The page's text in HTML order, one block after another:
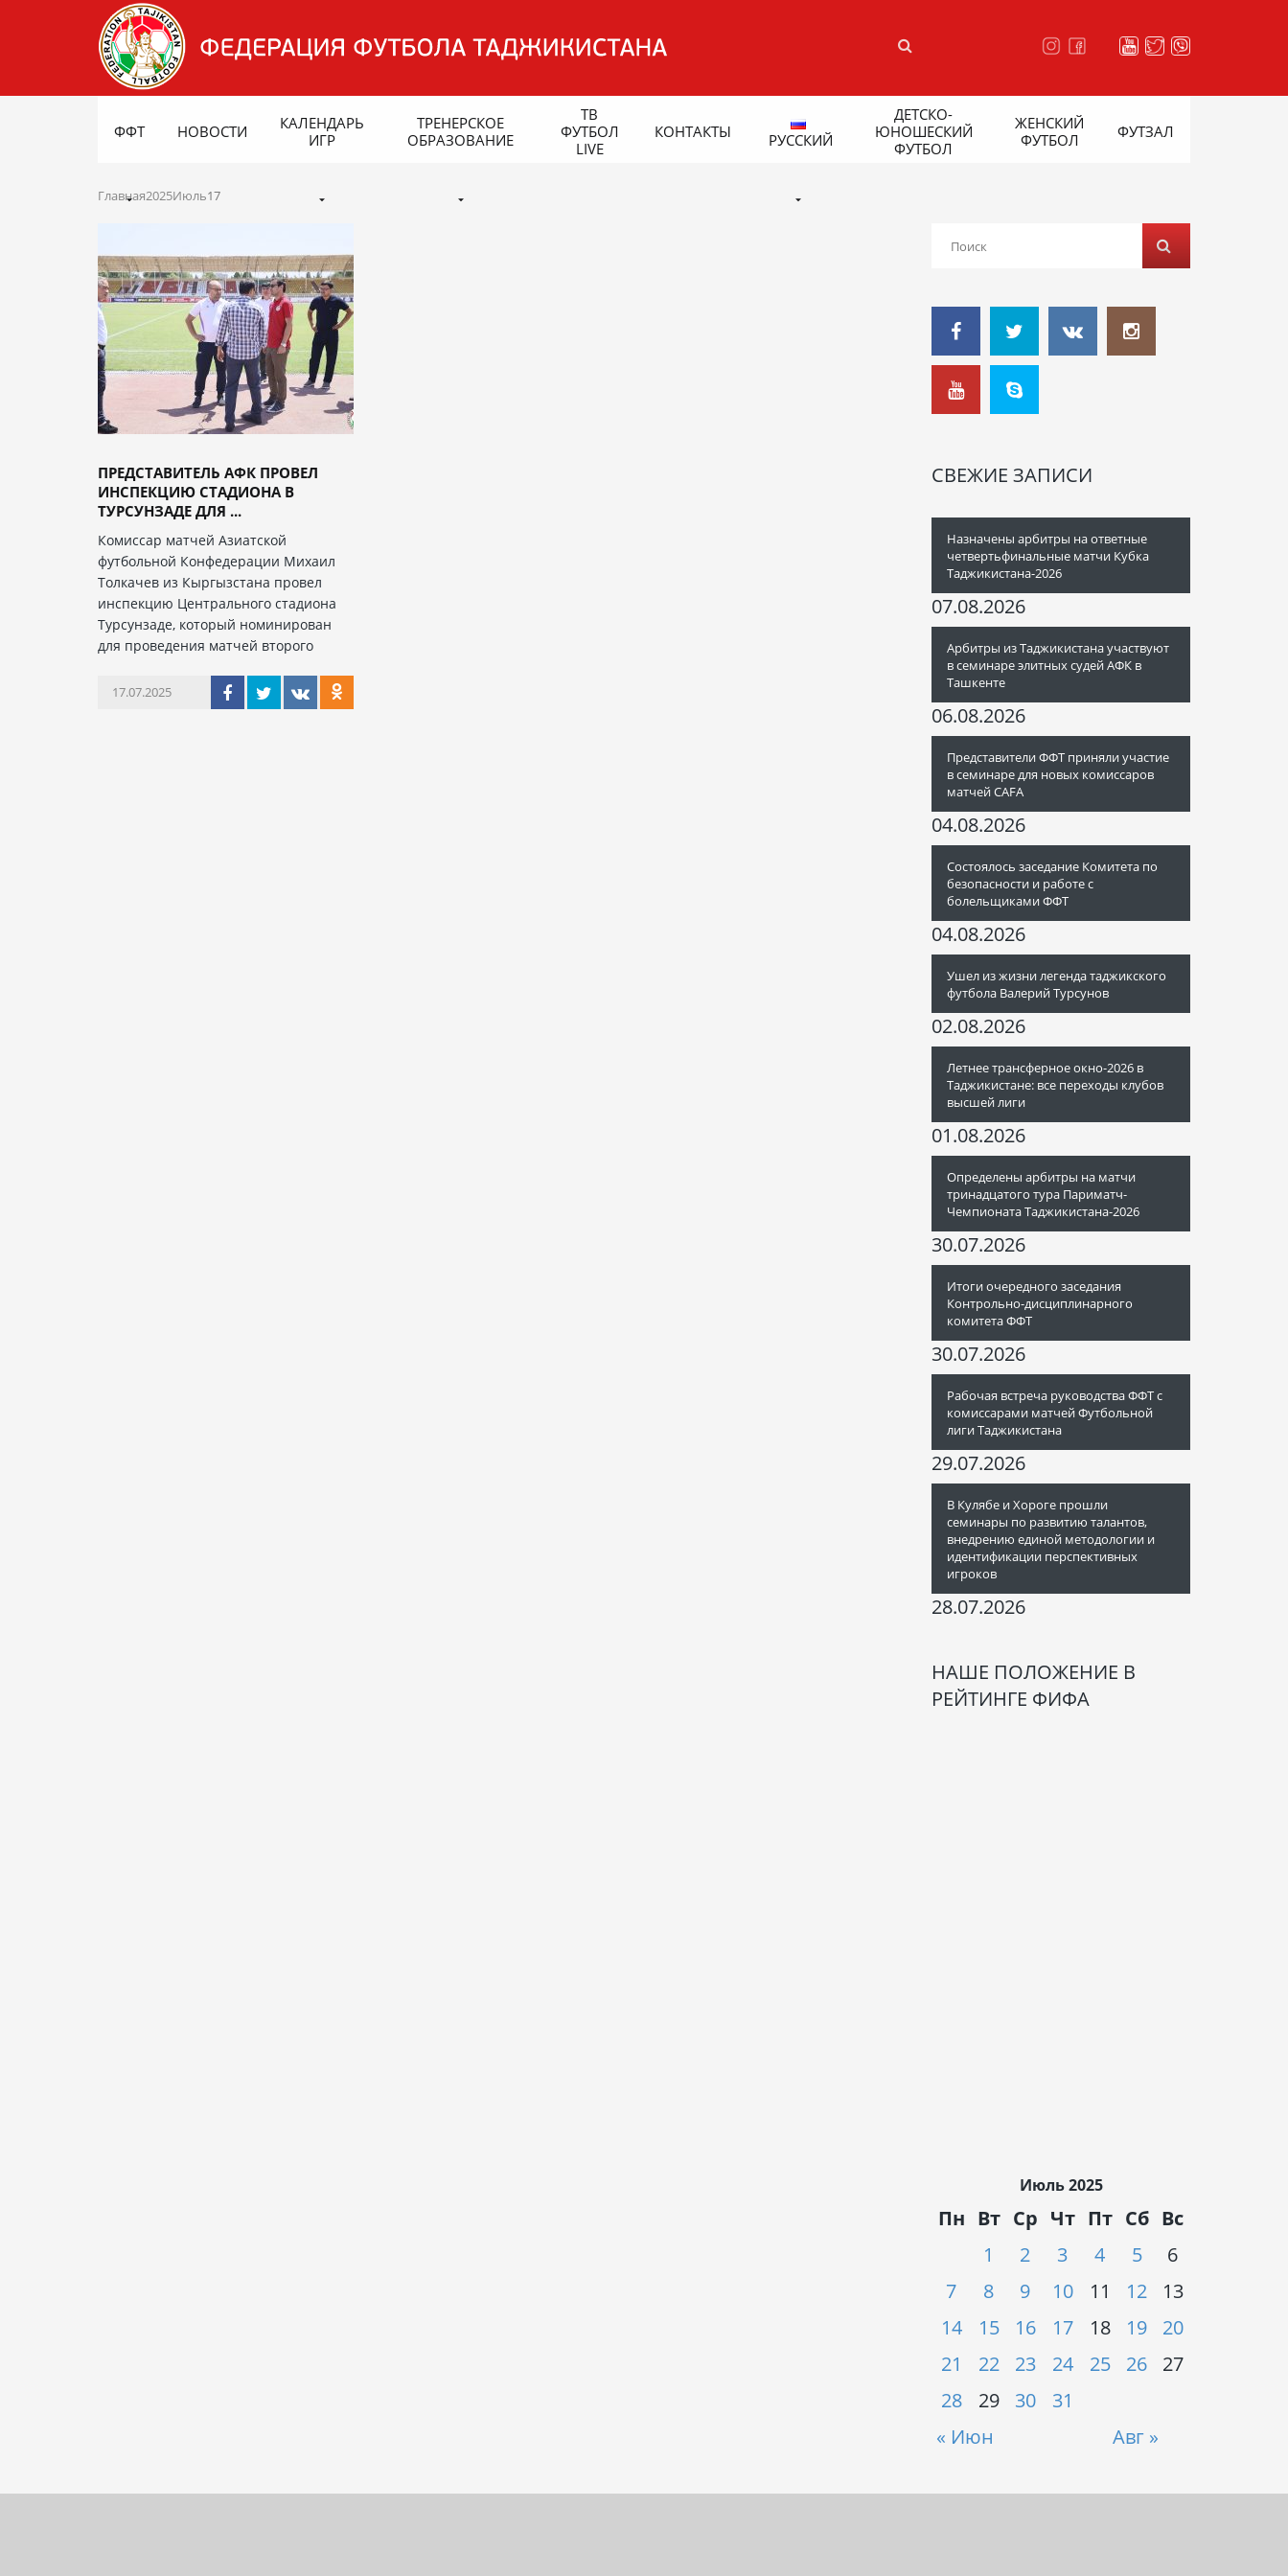
ФФТ НОВОСТИ
КАЛЕНДАРЬ
ИГР
ТРЕНЕРСКОЕ
ОБРАЗОВАНИЕ
ТВ
ФУТБОЛ
LIVE
КОНТАКТЫ РУССКИЙ
ДЕТСКО-
ЮНОШЕСКИЙ
ФУТБОЛ
ЖЕНСКИЙ
ФУТБОЛ
ФУТЗАЛ
Главная2025Июль17
ПРЕДСТАВИТЕЛЬ АФК ПРОВЕЛ
ИНСПЕКЦИЮ СТАДИОНА В
ТУРСУНЗАДЕ ДЛЯ ...
Комиссар матчей Азиатской
футбольной Конфедерации Михаил
Толкачев из Кыргызстана провел
инспекцию Центрального стадиона
Турсунзаде, который номинирован
для проведения матчей второго
17.07.2025
СВЕЖИЕ ЗАПИСИ
Назначены арбитры на ответные
четвертьфинальные матчи Кубка
Таджикистана-2026
07.08.2026
Арбитры из Таджикистана участвуют
в семинаре элитных судей АФК в
Ташкенте
06.08.2026
Представители ФФТ приняли участие
в семинаре для новых комиссаров
матчей CAFA
04.08.2026
Состоялось заседание Комитета по
безопасности и работе с
болельщиками ФФТ
04.08.2026
Ушел из жизни легенда таджикского
футбола Валерий Турсунов
02.08.2026
Летнее трансферное окно-2026 в
Таджикистане: все переходы клубов
высшей лиги
01.08.2026
Определены арбитры на матчи
тринадцатого тура Париматч-
Чемпионата Таджикистана-2026
30.07.2026
Итоги очередного заседания
Контрольно-дисциплинарного
комитета ФФТ
30.07.2026
Рабочая встреча руководства ФФТ с
комиссарами матчей Футбольной
лиги Таджикистана
29.07.2026
В Кулябе и Хороге прошли
семинары по развитию талантов,
внедрению единой методологии и
идентификации перспективных
игроков
28.07.2026
НАШЕ ПОЛОЖЕНИЕ В
РЕЙТИНГЕ ФИФА
Июль 2025
Пн Вт Ср Чт Пт Сб Вс
« Июн Авг »
1 2 3 4 5
6
7
8 9 10 11 12
13
14
15 16 17 18 19
20
21
22 23 24 25 26
27
28
29 30 31